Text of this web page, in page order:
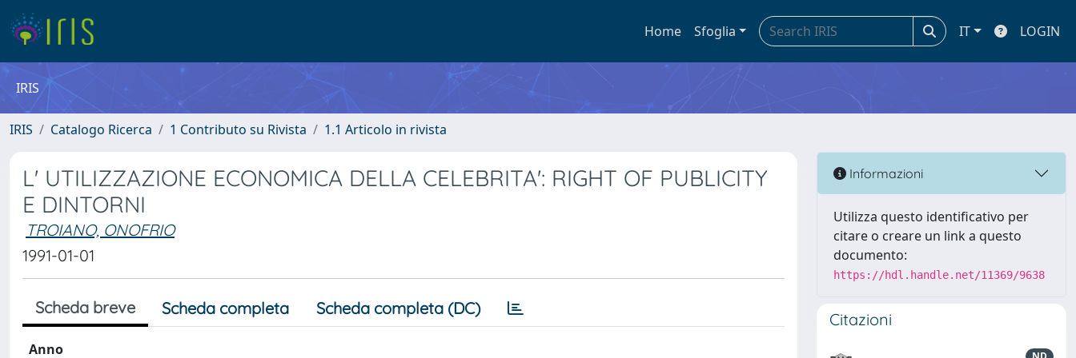
Home Sfoglia IT LOGIN
IRIS
IRIS Catalogo Ricerca 1 Contributo su Rivista 1.1 Articolo in rivista
L' UTILIZZAZIONE ECONOMICA DELLA CELEBRITA': RIGHT OF PUBLICITY
E DINTORNI
TROIANO, ONOFRIO
1991-01-01
Scheda breve Scheda completa Scheda completa (DC)
Anno
Informazioni
Utilizza questo identificativo per
citare o creare un link a questo
documento:
https://hdl.handle.net/11369/9638
Citazioni